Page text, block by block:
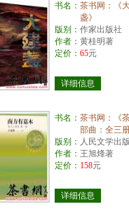
书名： 茶书网：《
盏》
版别： 作家出版社
作者： 黄桂明著
定价： 65元
详细信息
书名： 茶书网：《
部曲：全三
版别： 人民文学出
作者： 王旭烽著
定价： 158元
详细信息